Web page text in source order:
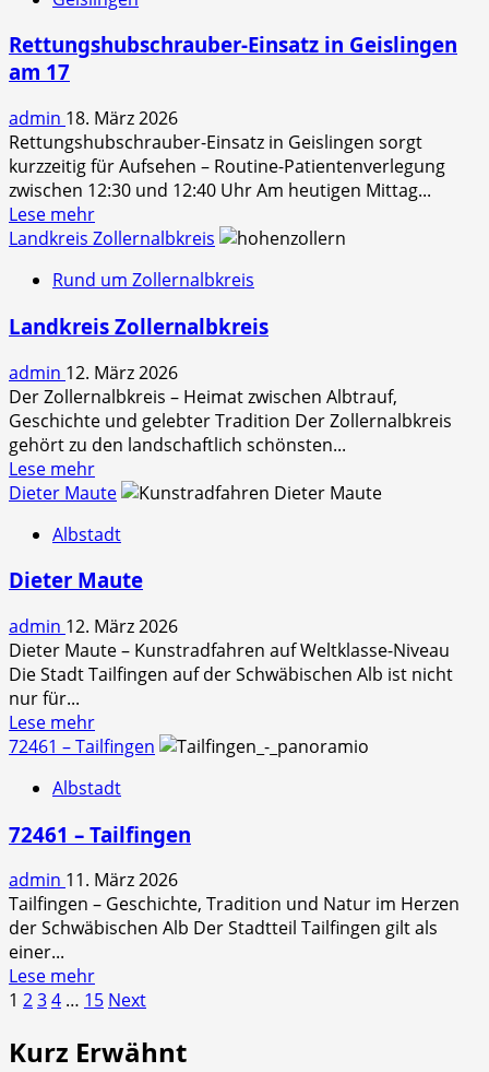
Rettungshubschrauber-Einsatz in Geislingen
am 17
admin 18. März 2026
Rettungshubschrauber-Einsatz in Geislingen sorgt
kurzzeitig für Aufsehen – Routine-Patientenverlegung
zwischen 12:30 und 12:40 Uhr Am heutigen Mittag...
Lese mehrRead
more
Rettungshubschrauber-
in
am
17
Landkreis Zollernalbkreis
Rund um Zollernalbkreis
Landkreis Zollernalbkreis
admin 12. März 2026
Der Zollernalbkreis – Heimat zwischen Albtrauf,
Geschichte und gelebter Tradition Der Zollernalbkreis
gehört zu den landschaftlich schönsten...
Lese mehrRead
more
Landkreis
Dieter Maute
Albstadt
Dieter Maute
admin 12. März 2026
Dieter Maute – Kunstradfahren auf Weltklasse-Niveau
Die Stadt Tailfingen auf der Schwäbischen Alb ist nicht
nur für...
Lese mehrRead
more
Dieter
72461 – Tailfingen
Albstadt
72461 – Tailfingen
admin 11. März 2026
Tailfingen – Geschichte, Tradition und Natur im Herzen
der Schwäbischen Alb Der Stadtteil Tailfingen gilt als
einer...
Lese mehrRead
more
72461
Seitennummerierung
der
1 234 … 15 Next
Kurz Erwähnt